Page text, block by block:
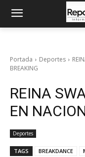
Portada Deportes
BREAKING
REINA
EN
Deportes
TAGS BREAKDANCE